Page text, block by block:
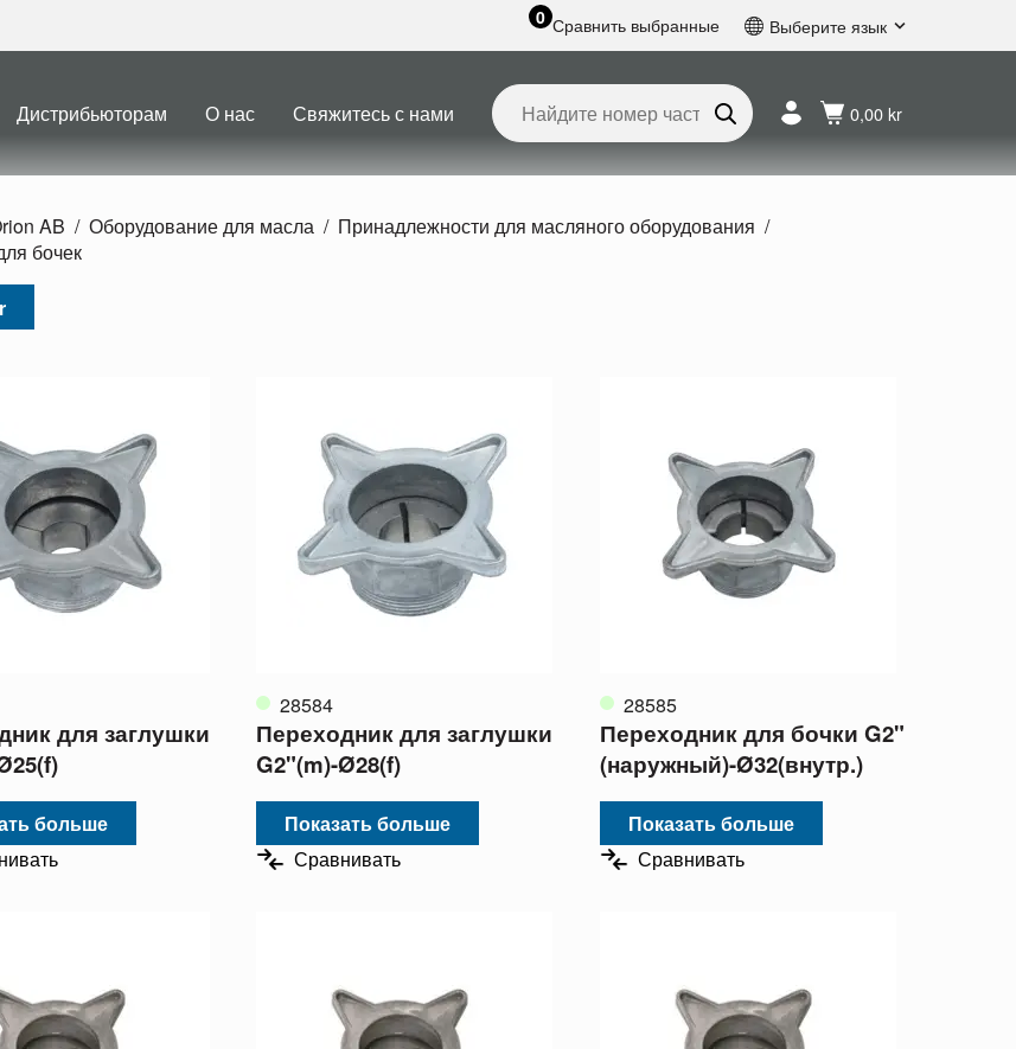
0 Сравнить выбранные Выберите язык
Французский
Голландский
Дистрибьюторам О нас Свяжитесь с нами 0,00 kr
AB Оборудование для масла
Принадлежности для масляного оборудования
бочек
для заглушки
больше
28584
Переходник для заглушки
G2"(m)-Ø28(f)
Показать больше
Сравнивать
28585
Переходник для бочки G2"
(наружный)-Ø32(внутр.)
Показать больше
Сравнивать